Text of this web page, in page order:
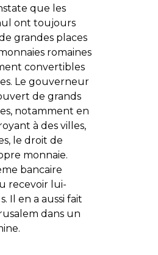
que les
ont toujours
grandes places
romaines
convertibles
Le gouverneur
de grands
notamment en
à des villes,
le droit de
monnaie.
bancaire
recevoir lui-
Il en a aussi fait
dans un